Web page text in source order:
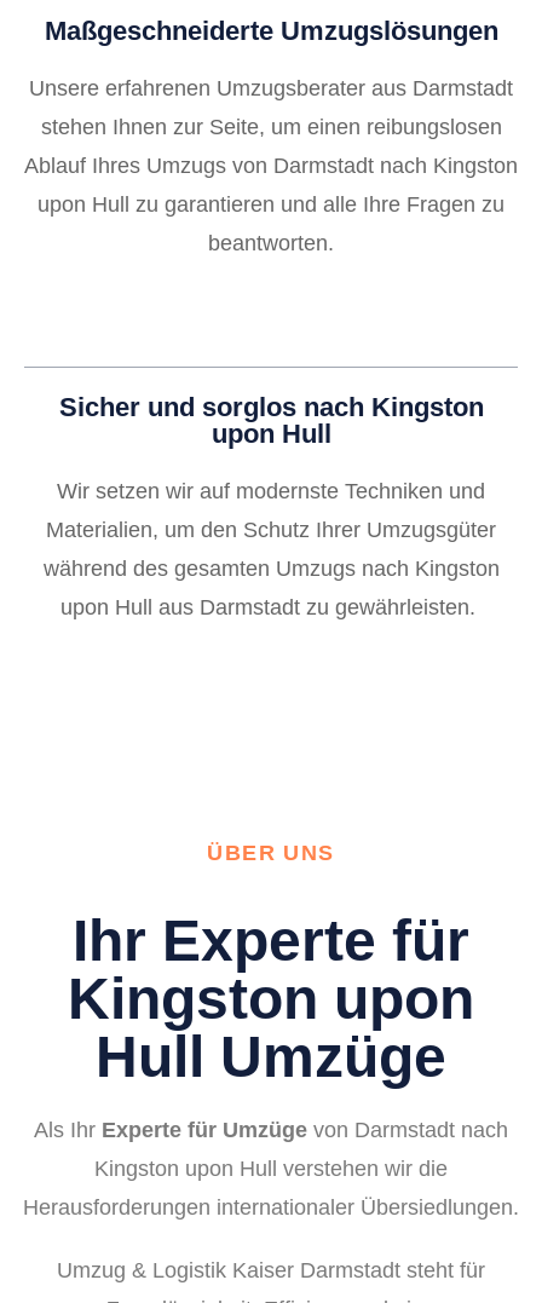
Maßgeschneiderte Umzugslösungen
Unsere erfahrenen Umzugsberater aus Darmstadt
stehen Ihnen zur Seite, um einen reibungslosen
Ablauf Ihres Umzugs von Darmstadt nach Kingston
upon Hull zu garantieren und alle Ihre Fragen zu
beantworten.
Sicher und sorglos nach Kingston
upon Hull
Wir setzen wir auf modernste Techniken und
Materialien, um den Schutz Ihrer Umzugsgüter
während des gesamten Umzugs nach Kingston
upon Hull aus Darmstadt zu gewährleisten.
ÜBER UNS
Ihr Experte für
Kingston upon
Hull Umzüge
Als Ihr Experte für Umzüge von Darmstadt nach
Kingston upon Hull verstehen wir die
Herausforderungen internationaler Übersiedlungen.
Umzug & Logistik Kaiser Darmstadt steht für